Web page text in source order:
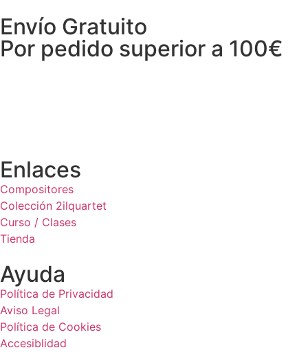
Envío Gratuito
Por pedido superior a 100€
Enlaces
Compositores
Colección 2ilquartet
Curso / Clases
Tienda
Ayuda
Política de Privacidad
Aviso Legal
Política de Cookies
Accesiblidad